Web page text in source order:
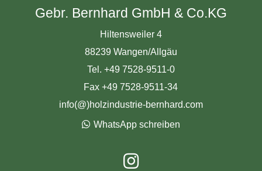
Gebr. Bernhard GmbH & Co.KG
Hiltensweiler 4
88239 Wangen/Allgäu
Tel. +49 7528-9511-0
Fax +49 7528-9511-34
info(@)holzindustrie-bernhard.com
WhatsApp schreiben
